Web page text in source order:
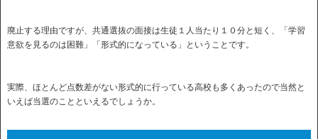
廃止する理由ですが、共通選抜の面接は生徒１人当たり１０分と短く、「学習
意欲を見るのは困難」「形式的になっている」ということです。
実際、ほとんど点数差がない形式的に行っている高校も多くあったので当然と
いえば当選のことといえるでしょうか。